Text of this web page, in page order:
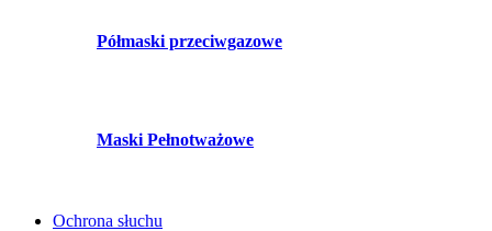
Półmaski przeciwgazowe
Maski Pełnotważowe
Ochrona słuchu